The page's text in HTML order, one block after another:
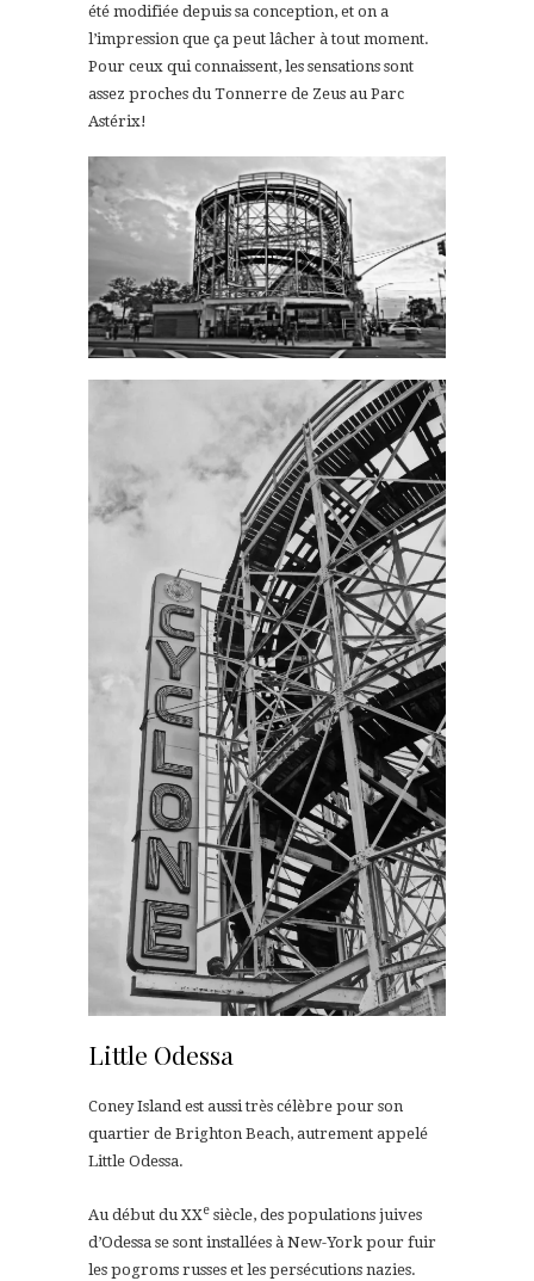
été modifiée depuis sa conception, et on a
l’impression que ça peut lâcher à tout moment.
Pour ceux qui connaissent, les sensations sont
assez proches du Tonnerre de Zeus au Parc
Astérix!
Little Odessa
Coney Island est aussi très célèbre pour son
quartier de Brighton Beach, autrement appelé
Little Odessa.
Au début du XXe siècle, des populations juives
d’Odessa se sont installées à New-York pour fuir
les pogroms russes et les persécutions nazies.